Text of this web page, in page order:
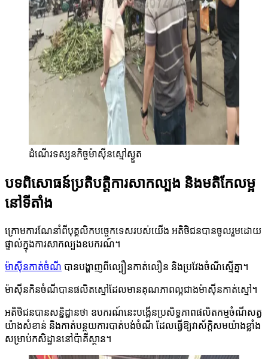
ដំណើរទស្សនកិច្ចម៉ាស៊ីនស្មៅស្ងួត
បទពិសោធន៍ប្រតិបត្តិការសាកល្បង និងមតិកែលម្អ
នៅទីតាំង
ក្រោមការណែនាំពីបុគ្គលិកបច្ចេកទេសរបស់យើង អតិថិជនបានចូលរួមដោយ
ផ្ទាល់ក្នុងការសាកល្បងឧបករណ៍។
ម៉ាស៊ីនកាត់ចំណី បានបង្ហាញពីល្បឿនកាត់លឿន និងប្រវែងចំណីស្មើគ្នា។
ម៉ាស៊ីនកិនចំណីបានផលិតស្មៅដែលមានគុណភាពល្អជាងម៉ាស៊ីនកាត់ស្មៅ។
អតិថិជនបានសន្និដ្ឋានថា ឧបករណ៍នេះបង្កើនប្រសិទ្ធភាពផលិតកម្មចំណីសត្វ
យ៉ាងសំខាន់ និងកាត់បន្ថយការបាត់បង់ចំណី ដែលធ្វើឱ្យវាស័ក្តិសមយ៉ាងខ្លាំង
សម្រាប់កសិដ្ឋាននៅប៉ាគីស្ថាន។